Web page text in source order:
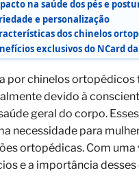
na saúde dos pés e
e personalização
dos chinelos
exclusivos do NCard
por chinelos
devido à
geral do corpo.
necessidade para
ortopédicas. Com
e a importância